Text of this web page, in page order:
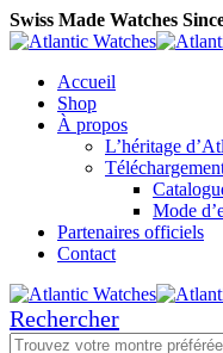
Swiss Made Watches
Accueil
Shop
À propos
L’héritage
Mode
Partenaires officiels
Contact
Rechercher